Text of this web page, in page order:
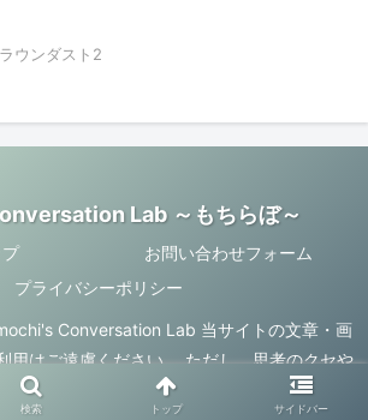
ウンダスト2
Lab ～もちらぼ～
お問い合わせフォーム
プライバシーポリシー
Conversation Lab 当サイトの文章・画
用はご遠慮ください。 ただし、思考のクセや
れるなら、何かが育つのも歓迎しています。
検索 トップ サイドバー